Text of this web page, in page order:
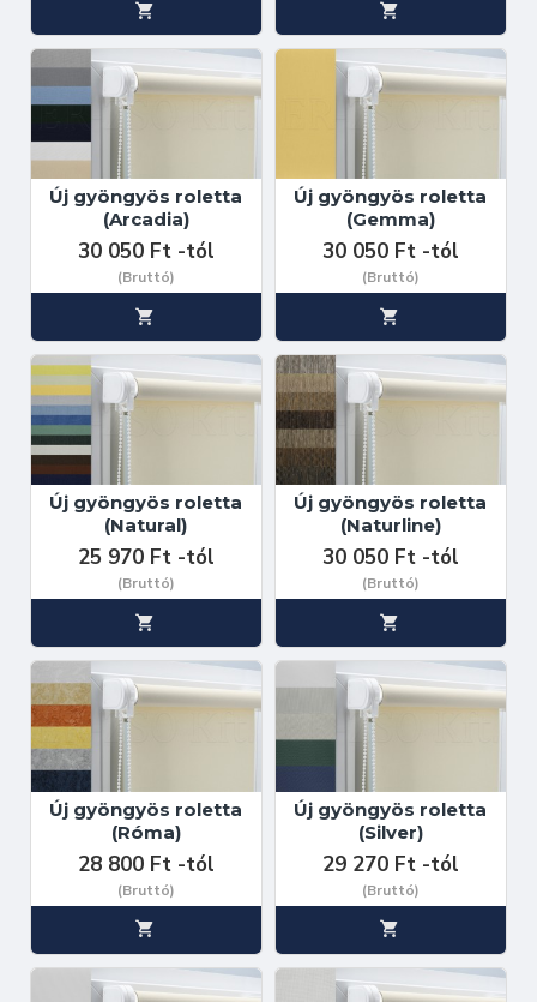
Új gyöngyös roletta
(Arcadia)
30 050 Ft -tól
(Bruttó)
Új gyöngyös roletta
(Gemma)
30 050 Ft -tól
(Bruttó)
Új gyöngyös roletta
(Natural)
25 970 Ft -tól
(Bruttó)
Új gyöngyös roletta
(Naturline)
30 050 Ft -tól
(Bruttó)
Új gyöngyös roletta
(Róma)
28 800 Ft -tól
(Bruttó)
Új gyöngyös roletta
(Silver)
29 270 Ft -tól
(Bruttó)